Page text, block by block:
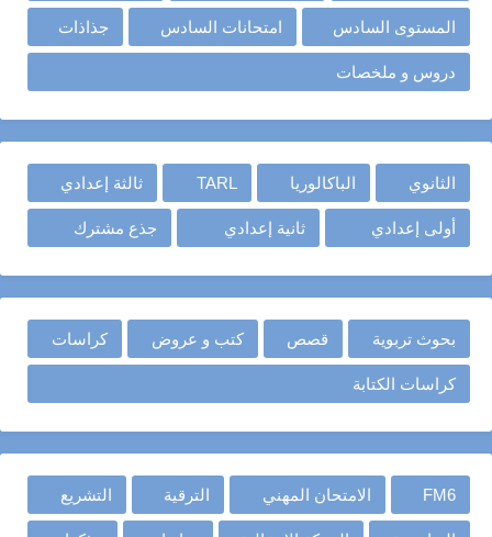
المستوى السادس امتحانات السادس جذاذات
دروس و ملخصات
الثانوي الباكالوريا TARL ثالثة إعدادي
أولى إعدادي ثانية إعدادي جذع مشترك
بحوث تربوية قصص كتب و عروض كراسات
كراسات الكتابة
FM6 الامتحان المهني الترقية التشريع